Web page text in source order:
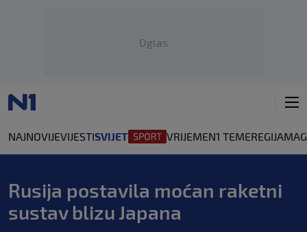
Oglas
NAJNOVIJEVIJESTISVIJET VRIJEMEN1 TEMEREGIJA
Rusija postavila moćan raketni
sustav blizu Japana